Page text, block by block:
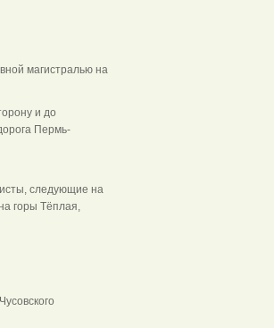
магистралью на
и до
Пермь-
следующие на
горы Тёплая,